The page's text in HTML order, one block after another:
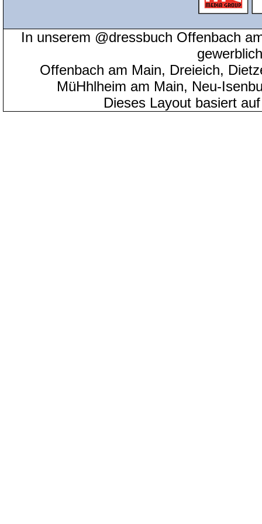
In unserem @dressbuch Offenbach
Offenbach am Main, Dreieich,
MüHhlheim am Main, Neu-
Dieses Layout basiert